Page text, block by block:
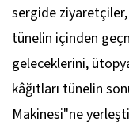
sergide ziyaretçiler,
tünelin içinden
geleceklerini,
kâğıtları tünelin
Makinesi"ne